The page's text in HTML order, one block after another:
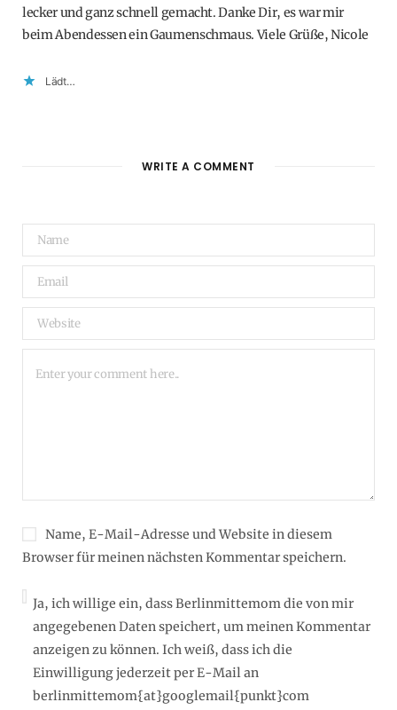
lecker und ganz schnell gemacht. Danke Dir, es war mir
beim Abendessen ein Gaumenschmaus. Viele Grüße, Nicole
Lädt…
WRITE A COMMENT
Name, E-Mail-Adresse und Website in diesem
Browser für meinen nächsten Kommentar speichern.
Ja, ich willige ein, dass Berlinmittemom die von mir
angegebenen Daten speichert, um meinen Kommentar
anzeigen zu können. Ich weiß, dass ich die
Einwilligung jederzeit per E-Mail an
berlinmittemom{at}googlemail{punkt}com